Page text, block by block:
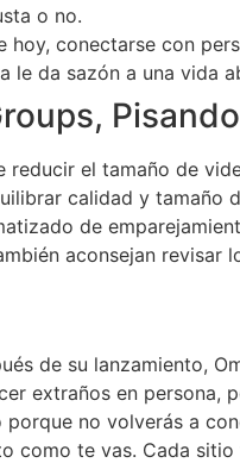
o no.
hoy, conectarse con
le da sazón a una vida
reducir el tamaño de
calidad y tamaño
de
aconsejan revisar
de su lanzamiento,
extraños en persona,
porque no volverás a
como te vas. Cada